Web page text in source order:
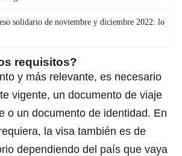
solidario de noviembre y diciembre 2022: lo
requisitos?
y más relevante, es necesario
vigente, un documento de viaje
o un documento de identidad. En
la visa también es de
dependiendo del país que vaya